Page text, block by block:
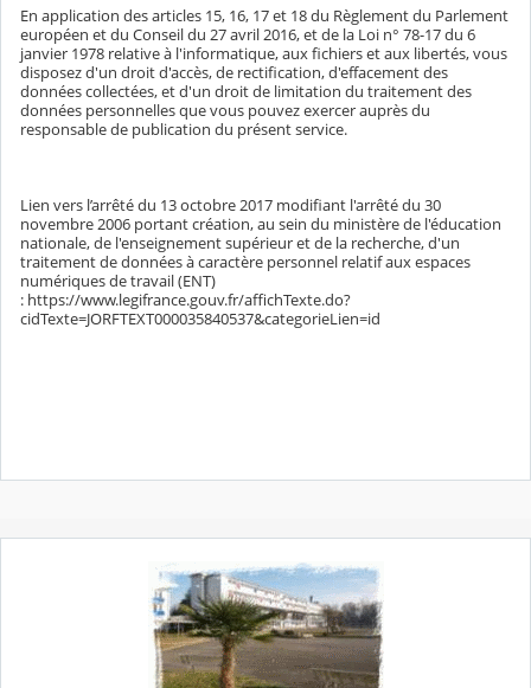
En application des articles 15, 16, 17 et 18 du Règlement du Parlement
européen et du Conseil du 27 avril 2016, et de la Loi n° 78-17 du 6
janvier 1978 relative à l'informatique, aux fichiers et aux libertés, vous
disposez d'un droit d'accès, de rectification, d'effacement des
données collectées, et d'un droit de limitation du traitement des
données personnelles que vous pouvez exercer auprès du
responsable de publication du présent service.
Lien vers l’arrêté du 13 octobre 2017 modifiant l'arrêté du 30
novembre 2006 portant création, au sein du ministère de l'éducation
nationale, de l'enseignement supérieur et de la recherche, d'un
traitement de données à caractère personnel relatif aux espaces
numériques de travail (ENT)
: https://www.legifrance.gouv.fr/affichTexte.do?
cidTexte=JORFTEXT000035840537&categorieLien=id